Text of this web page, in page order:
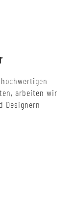
arbeiten wir
Designern